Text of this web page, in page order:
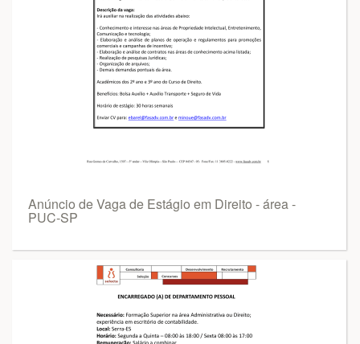
Anúncio de Vaga de Estágio em Direito - área -
PUC-SP